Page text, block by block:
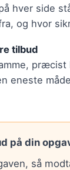
hver side
og hvor
tilbud
præcist
eneste
på din
så